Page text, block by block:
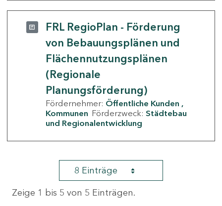
FRL RegioPlan - Förderung
von Bebauungsplänen und
Flächennutzungsplänen
(Regionale
Planungsförderung)
Fördernehmer: Öffentliche Kunden
Kommunen Förderzweck: Städtebau
und Regionalentwicklung
8 Einträge
Zeige 1 bis 5 von 5 Einträgen.